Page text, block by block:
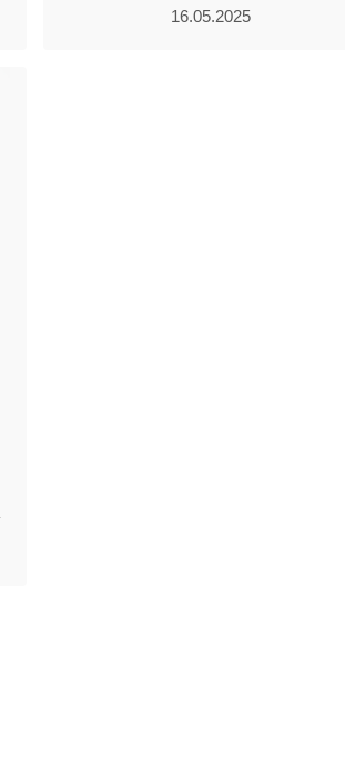
ҳавасмандгардонӣ ва16.05.2025